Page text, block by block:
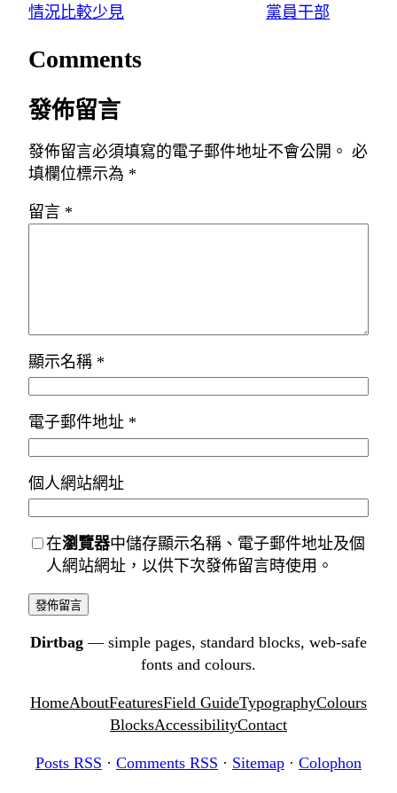
情況比較少見
黨員干部
Comments
發佈留言
發佈留言必須填寫的電子郵件地址不會公開。 必
填欄位標示為 *
留言 *
顯示名稱 *
電子郵件地址 *
個人網站網址
在瀏覽器中儲存顯示名稱、電子郵件地址及個
人網站網址，以供下次發佈留言時使用。
Dirtbag — simple pages, standard blocks, web-safe
fonts and colours.
HomeAboutFeaturesField GuideTypographyColours
BlocksAccessibilityContact
Posts RSS · Comments RSS · Sitemap · Colophon